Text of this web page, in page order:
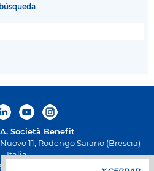
Società Benefit
11, Rodengo Saiano (Brescia)
Italia
12, Passirano (Brescia) Italia